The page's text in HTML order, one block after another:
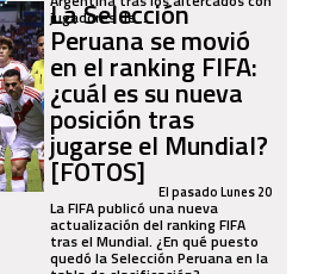
jugadores de...
La Selección
Peruana se movió
en el ranking FIFA:
¿cuál es su nueva
posición tras
jugarse el Mundial?
[FOTOS] El pasado Lunes 20
La FIFA publicó una nueva
actualización del ranking FIFA
tras el Mundial. ¿En qué puesto
quedó la Selección Peruana en la